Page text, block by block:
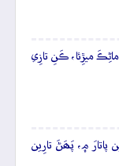
ميڙِئا، ڪَنِ تازِي
۾، پَھَڻَ تارِين